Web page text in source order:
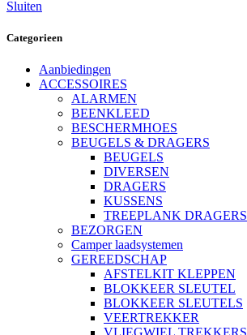
Sluiten
Categorieen
Aanbiedingen
ACCESSOIRES
ALARMEN
BEENKLEED
BESCHERMHOES
BEUGELS & DRAGERS
BEUGELS
DIVERSEN
DRAGERS
KUSSENS
TREEPLANK DRAGERS
BEZORGEN
Camper laadsystemen
GEREEDSCHAP
AFSTELKIT KLEPPEN
BLOKKEER SLEUTEL
BLOKKEER SLEUTELS
VEERTREKKER